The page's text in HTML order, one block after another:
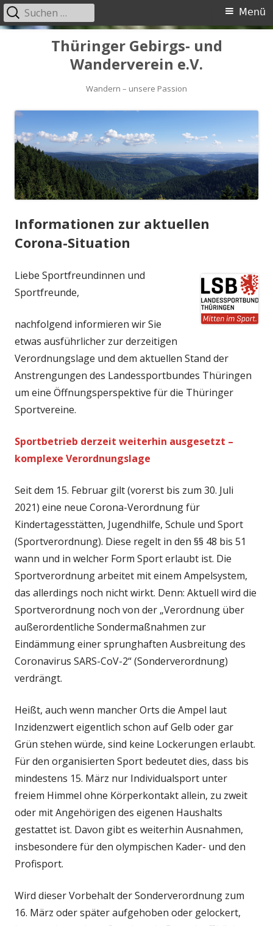
Thüringer Gebirgs- und
Wanderverein e.V.
Wandern – unsere Passion
Primäres
Menü
Suchen
nach:
Informationen zur aktuellen
Corona-Situation
Liebe Sportfreundinnen und
Sportfreunde,
nachfolgend informieren wir Sie
etwas ausführlicher zur derzeitigen
Verordnungslage und dem aktuellen Stand der
Anstrengungen des Landessportbundes Thüringen
um eine Öffnungsperspektive für die Thüringer
Sportvereine.
Sportbetrieb derzeit weiterhin ausgesetzt –
komplexe Verordnungslage
Seit dem 15. Februar gilt (vorerst bis zum 30. Juli
2021) eine neue Corona-Verordnung für
Kindertagesstätten, Jugendhilfe, Schule und Sport
(Sportverordnung). Diese regelt in den §§ 48 bis 51
wann und in welcher Form Sport erlaubt ist. Die
Sportverordnung arbeitet mit einem Ampelsystem,
das allerdings noch nicht wirkt. Denn: Aktuell wird die
Sportverordnung noch von der „Verordnung über
außerordentliche Sondermaßnahmen zur
Eindämmung einer sprunghaften Ausbreitung des
Coronavirus SARS-CoV-2“ (Sonderverordnung)
verdrängt.
Heißt, auch wenn mancher Orts die Ampel laut
Inzidenzwert eigentlich schon auf Gelb oder gar
Grün stehen würde, sind keine Lockerungen erlaubt.
Für den organisierten Sport bedeutet dies, dass bis
mindestens 15. März nur Individualsport unter
freiem Himmel ohne Körperkontakt allein, zu zweit
oder mit Angehörigen des eigenen Haushalts
gestattet ist. Davon gibt es weiterhin Ausnahmen,
insbesondere für den olympischen Kader- und den
Profisport.
Wird dieser Vorbehalt der Sonderverordnung zum
16. März oder später aufgehoben oder gelockert,